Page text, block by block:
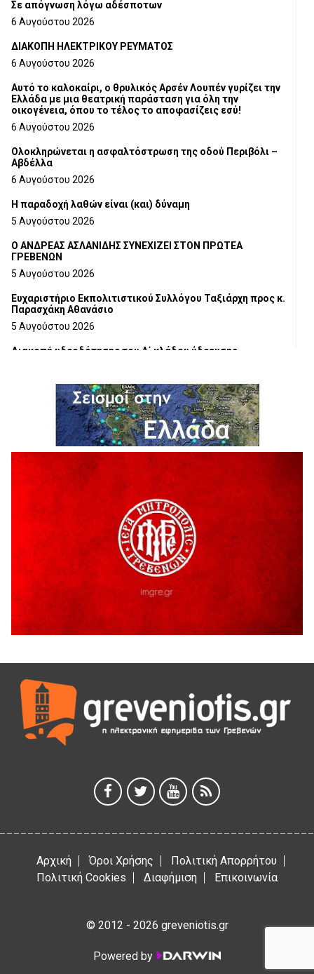
Σε απόγνωση λόγω αδέσποτων
6 Αυγούστου 2026
ΔΙΑΚΟΠΗ ΗΛΕΚΤΡΙΚΟΥ ΡΕΥΜΑΤΟΣ
6 Αυγούστου 2026
Αυτό το καλοκαίρι, ο θρυλικός Αρσέν Λουπέν γυρίζει την
Ελλάδα με μια θεατρική παράσταση για όλη την
οικογένεια, όπου το τέλος το αποφασίζεις εσύ!
6 Αυγούστου 2026
Ολοκληρώνεται η ασφαλτόστρωση της οδού Περιβόλι –
Αβδέλλα
6 Αυγούστου 2026
H παραδοχή λαθών είναι (και) δύναμη
5 Αυγούστου 2026
Ο ΑΝΔΡΕΑΣ ΑΣΛΑΝΙΔΗΣ ΣΥΝΕΧΙΖΕΙ ΣΤΟΝ ΠΡΩΤΕΑ
ΓΡΕΒΕΝΩΝ
5 Αυγούστου 2026
Ευχαριστήριο Εκπολιτιστικού Συλλόγου Ταξιάρχη προς κ.
Παρασχάκη Αθανάσιο
5 Αυγούστου 2026
Διακοπή υδροδότησης του Α΄ κλάδου ύδρευσης
Η Marseaux στα Γρεβενά για μια μοναδική συναυλία
5 Αυγούστου 2026
Θερινό Σινεμά στο πλαίσιο του «Πολιτιστικού
Καλοκαιριού 2026» με την βραβευμένη ταινία «Μικρές
Ανάσες».
5 Αυγούστου 2026
Γρεβενά: Συνελήφθη 18χρονος αλλοδαπός, για κλοπή
εξοπλισμού γυμναστηρίου
5 Αυγούστου 2026
ΑΗ ΛΑΟΣ | 5 Αυγούστου | Υπαίθριο Θέατρο “Καστράκι”,
41η Γιορτή Κρασιού στο Τρίκωμο – «Γιορτή Παράδοσης»
5 Αυγούστου 2026
ΕΥΧΑΡΙΣΤΙΕΣ Φυσιολατρικού Συλλόγου Γρεβενών
4 Αυγούστου 2026
Έκτακτη χρηματοδότηση 400.000€ για επιπλέον εργασίες
στο Δημοτικό Στάδιο Γρεβενών «Μίλτος Τεντόγλου»
Αρχική Όροι Χρήσης
Πολιτική Απορρήτου
Πολιτική Cookies
Διαφήμιση Επικοινωνία
© 2012 - 2026 greveniotis.gr
Powered by